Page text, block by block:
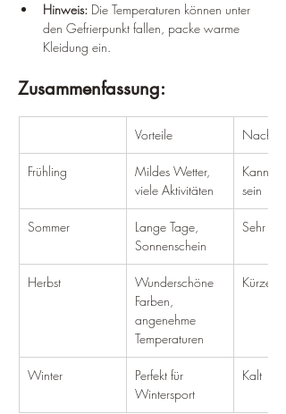
Hinweis: Die Temperaturen können unter
den Gefrierpunkt fallen, packe warme
Kleidung ein.
Zusammenfassung:
Vorteile Nachteile
Frühling
Mildes Wetter,
viele Aktivitäten
Kann
sein
Sommer
Lange Tage,
Sonnenschein
Sehr heiß
Herbst
Wunderschöne
Farben,
angenehme
Temperaturen
Kürzere
Winter
Perfekt für
Wintersport
Kalt